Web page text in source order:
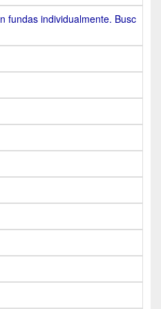
fundas individualmente. Busc